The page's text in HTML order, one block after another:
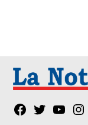
Facebook
TwitterYouTube